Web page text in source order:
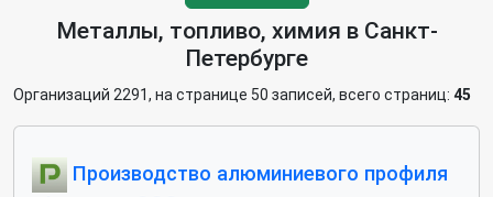
Металлы, топливо, химия в Санкт-
Петербурге
Организаций 2291, на странице 50 записей, всего страниц: 45
Производство алюминиевого профиля